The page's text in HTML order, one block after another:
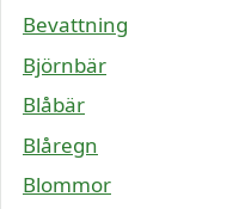
Bevattning
Björnbär
Blåbär
Blåregn
Blommor